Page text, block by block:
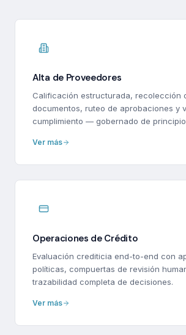
Alta de Proveedores
Calificación estructurada, recolección
documentos, ruteo de aprobaciones y
cumplimiento — gobernado de
Ver más
Operaciones de Crédito
Evaluación crediticia end-to-end con
políticas, compuertas de revisión
trazabilidad completa de decisiones.
Ver más